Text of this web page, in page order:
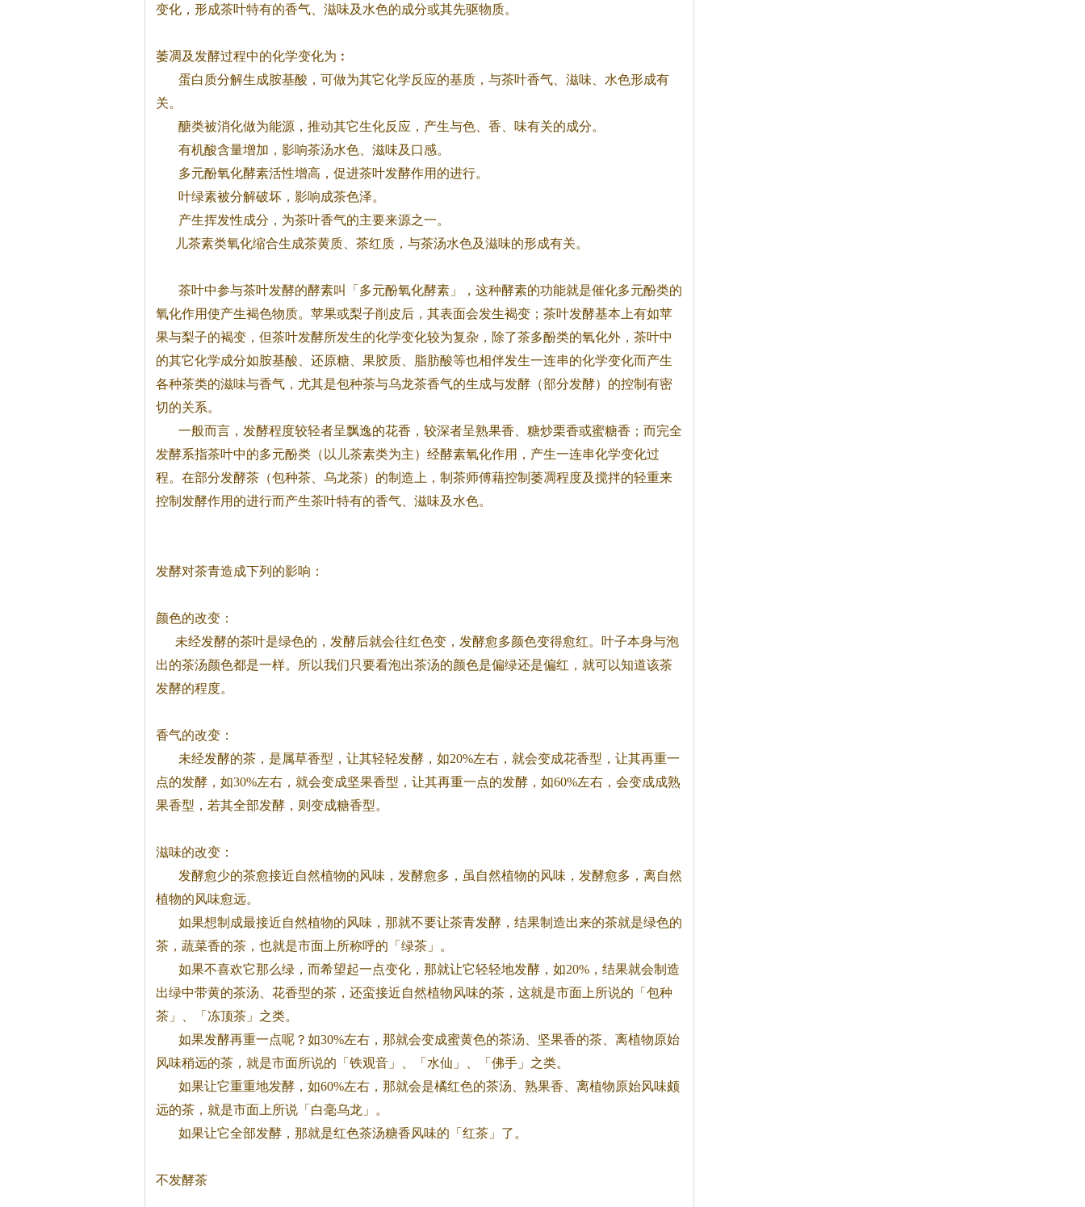
变化，形成茶叶特有的香气、滋味及水色的成分或其先驱物质。
萎凋及发酵过程中的化学变化为︰
蛋白质分解生成胺基酸，可做为其它化学反应的基质，与茶叶香气、滋味、水色形成有
关。
醣类被消化做为能源，推动其它生化反应，产生与色、香、味有关的成分。
有机酸含量增加，影响茶汤水色、滋味及口感。
多元酚氧化酵素活性增高，促进茶叶发酵作用的进行。
叶绿素被分解破坏，影响成茶色泽。
产生挥发性成分，为茶叶香气的主要来源之一。
儿茶素类氧化缩合生成茶黄质、 茶红质，与茶汤水色及滋味的形成有关。
茶叶中参与茶叶发酵的酵素叫「多元酚氧化酵素」，这种酵素的功能就是催化多元酚类的
氧化作用使产生褐色物质。苹果或梨子削皮后，其表面会发生褐变； 茶叶发酵基本上有如苹
果与梨子的褐变，但茶叶发酵所发生的化学变化较为复杂，除了茶多酚类的氧化外， 茶叶中
的其它化学成分如胺基酸、还原糖、果胶质、脂肪酸等也相伴发生一连串的化学变化而产生
各种茶类的滋味与香气，尤其是包种茶与乌龙茶香气的生成与发酵（部分发酵）的控制有密
切的关系。
一般而言，发酵程度较轻者呈飘逸的花香，较深者呈熟果香、糖炒栗香或蜜糖香；而完全
发酵系指茶叶中的多元酚类（以儿茶素类为主）经酵素氧化作用，产生一连串化学变化过
程。在部分发酵茶（包种茶、乌龙茶）的制造上，制茶师傅藉控制萎凋程度及搅拌的轻重来
控制发酵作用的进行而产生茶叶特有的香气、滋味及水色。
发酵对茶青造成下列的影响：
颜色的改变：
未经发酵的茶叶是绿色的，发酵后就会往红色变，发酵愈多颜色变得愈红。叶子本身与泡
出的茶汤颜色都是一样。所以我们只要看泡出茶汤的颜色是偏绿还是偏红，就可以知道该茶
发酵的程度。
香气的改变：
未经发酵的茶，是属草香型，让其轻轻发酵，如20%左右，就会变成花香型，让其再重一
点的发酵，如30%左右，就会变成坚果香型，让其再重一点的发酵，如60%左右，会变成成熟
果香型，若其全部发酵，则变成糖香型。
滋味的改变：
发酵愈少的茶愈接近自然植物的风味，发酵愈多，虽自然植物的风味，发酵愈多，离自然
植物的风味愈远。
如果想制成最接近自然植物的风味，那就不要让茶青发酵，结果制造出来的茶就是绿色的
茶，蔬菜香的茶，也就是市面上所称呼的「绿茶」。
如果不喜欢它那么绿，而希望起一点变化，那就让它轻轻地发酵，如20%，结果就会制造
出绿中带黄的茶汤、花香型的茶，还蛮接近自然植物风味的茶，这就是市面上所说的「包种
茶」、「冻顶茶」之类。
如果发酵再重一点呢？如30%左右，那就会变成蜜黄色的茶汤、坚果香的茶、离植物原始
风味稍远的茶，就是市面所说的「铁观音」、「水仙」、「佛手」之类。
如果让它重重地发酵，如60%左右，那就会是橘红色的茶汤、熟果香、离植物原始风味颇
远的茶，就是市面上所说「白毫乌龙」。
如果让它全部发酵，那就是红色茶汤糖香风味的「红茶」了。
不发酵茶